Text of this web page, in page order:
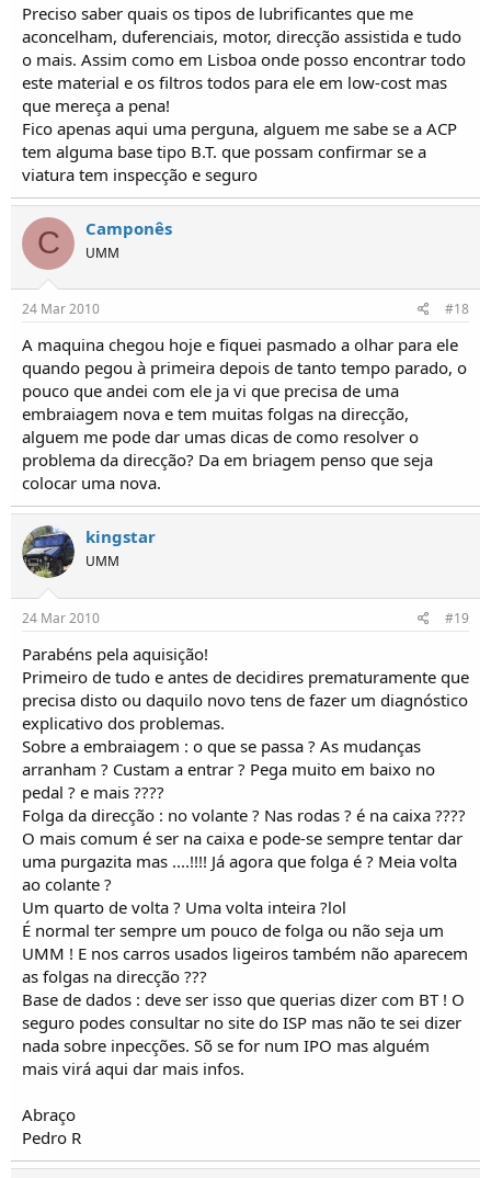
Preciso saber quais os tipos de lubrificantes que me
aconcelham, duferenciais, motor, direcção assistida e tudo
o mais. Assim como em Lisboa onde posso encontrar todo
este material e os filtros todos para ele em low-cost mas
que mereça a pena!
Fico apenas aqui uma perguna, alguem me sabe se a ACP
tem alguma base tipo B.T. que possam confirmar se a
viatura tem inspecção e seguro
C Camponês
UMM
24 Mar 2010 #18
A maquina chegou hoje e fiquei pasmado a olhar para ele
quando pegou à primeira depois de tanto tempo parado, o
pouco que andei com ele ja vi que precisa de uma
embraiagem nova e tem muitas folgas na direcção,
alguem me pode dar umas dicas de como resolver o
problema da direcção? Da em briagem penso que seja
colocar uma nova.
kingstar
UMM
24 Mar 2010 #19
Parabéns pela aquisição!
Primeiro de tudo e antes de decidires prematuramente que
precisa disto ou daquilo novo tens de fazer um diagnóstico
explicativo dos problemas.
Sobre a embraiagem : o que se passa ? As mudanças
arranham ? Custam a entrar ? Pega muito em baixo no
pedal ? e mais ????
Folga da direcção : no volante ? Nas rodas ? é na caixa ????
O mais comum é ser na caixa e pode-se sempre tentar dar
uma purgazita mas ....!!!! Já agora que folga é ? Meia volta
ao colante ?
Um quarto de volta ? Uma volta inteira ?lol
É normal ter sempre um pouco de folga ou não seja um
UMM ! E nos carros usados ligeiros também não aparecem
as folgas na direcção ???
Base de dados : deve ser isso que querias dizer com BT ! O
seguro podes consultar no site do ISP mas não te sei dizer
nada sobre inpecções. Sõ se for num IPO mas alguém
mais virá aqui dar mais infos.
Abraço
Pedro R